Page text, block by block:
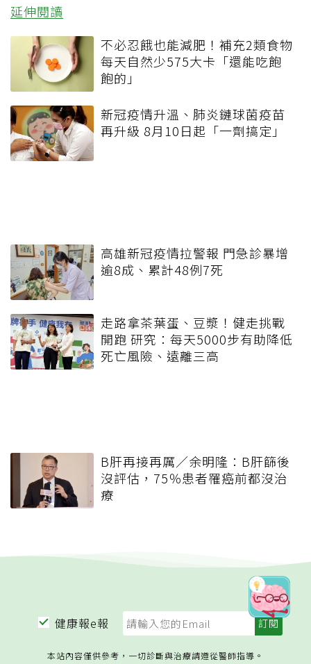
延伸閱讀
不必忍餓也能減肥！補充2類食物
每天自然少575大卡「還能吃飽
飽的」
新冠疫情升溫、肺炎鏈球菌疫苗
再升級 8月10日起「一劑搞定」
高雄新冠疫情拉警報 門急診暴增
逾8成、累計48例7死
走路拿茶葉蛋、豆漿！健走挑戰
開跑 研究：每天5000步有助降低
死亡風險、遠離三高
B肝再接再厲／余明隆：B肝篩後
沒評估，75％患者罹癌前都沒治
療
健康報e報
本站內容僅供參考，一切診斷與治療請遵從醫師指導。